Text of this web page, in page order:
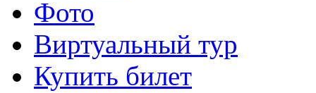
Фото
Виртуальный тур
Купить билет